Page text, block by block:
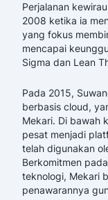
Perjalanan
2008 ketika ia
yang fokus
mencapai
Sigma dan Lean
Pada 2015,
berbasis cloud,
Mekari. Di bawah
pesat menjadi
telah digunakan
Berkomitmen
teknologi, Mekari
penawarannya